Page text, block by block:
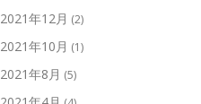
2021年12月 (2)
2021年10月 (1)
2021年8月 (5)